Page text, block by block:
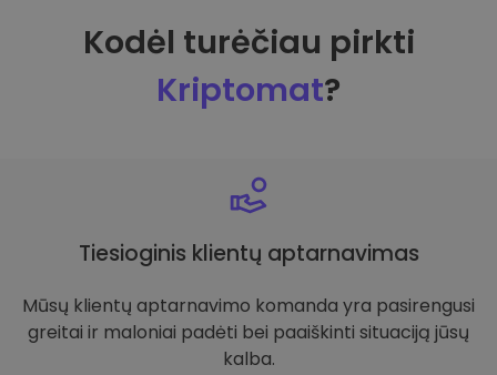
Kodėl turėčiau pirkti
Kriptomat?
Tiesioginis klientų aptarnavimas
Mūsų klientų aptarnavimo komanda yra pasirengusi
greitai ir maloniai padėti bei paaiškinti situaciją jūsų
kalba.